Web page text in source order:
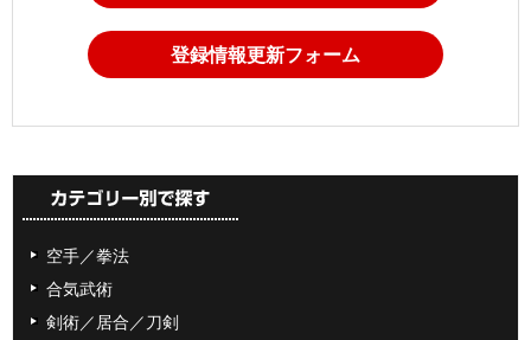
登録情報更新フォーム
空手／拳法
合気武術
剣術／居合／刀剣